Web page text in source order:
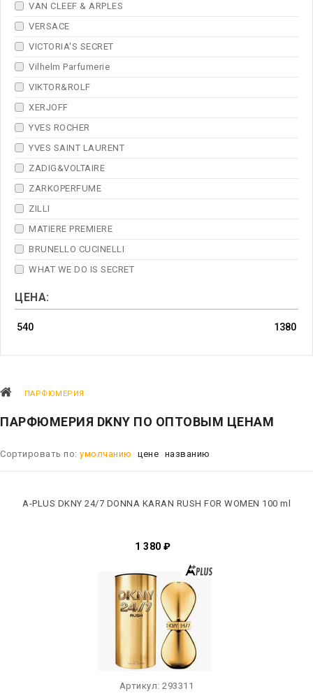
VAN CLEEF & ARPLES
VERSACE
VICTORIA'S SECRET
Vilhelm Parfumerie
VIKTOR&ROLF
XERJOFF
YVES ROCHER
YVES SAINT LAURENT
ZADIG&VOLTAIRE
ZARKOPERFUME
ZILLI
MATIERE PREMIERE
BRUNELLO CUCINELLI
WHAT WE DO IS SECRET
ЦЕНА:
ПАРФЮМЕРИЯ
ПАРФЮМЕРИЯ DKNY ПО ОПТОВЫМ ЦЕНАМ
Сортировать по: умолчанию цене названию
A-PLUS DKNY 24/7 DONNA KARAN RUSH FOR WOMEN 100 ml
1 380 ₽
Артикул:293311